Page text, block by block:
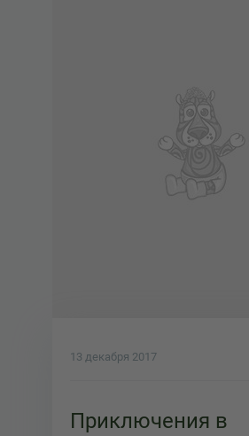
13 декабря 2017
Приключения в